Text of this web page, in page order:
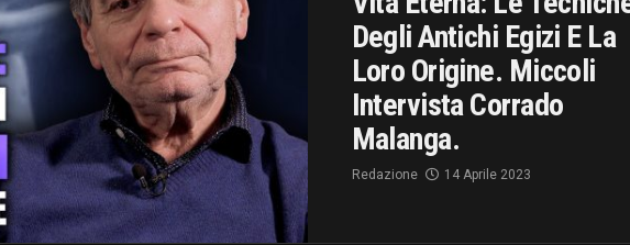
Degli Antichi Egizi E La
Loro Origine. Miccoli
Intervista Corrado
Malanga.
Redazione 14 Aprile 2023